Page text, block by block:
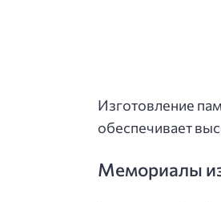
Изготовление
обеспечивает
Мемориалы